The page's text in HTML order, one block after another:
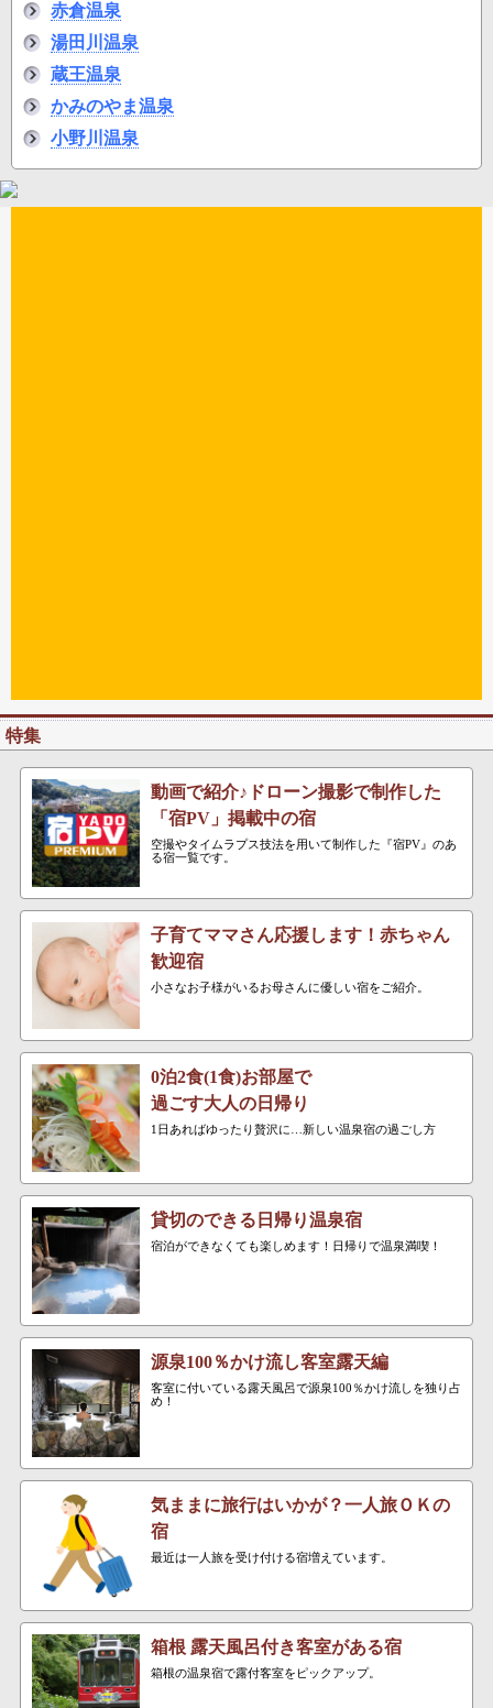
赤倉温泉
湯田川温泉
蔵王温泉
かみのやま温泉
小野川温泉
特集
動画で紹介♪ドローン撮影で制作した
「宿PV」掲載中の宿
空撮やタイムラプス技法を用いて制作した『宿PV』のあ
る宿一覧です。
子育てママさん応援します！赤ちゃん
歓迎宿
小さなお子様がいるお母さんに優しい宿をご紹介。
0泊2食(1食)お部屋で
過ごす大人の日帰り
1日あればゆったり贅沢に…新しい温泉宿の過ごし方
貸切のできる日帰り温泉宿
宿泊ができなくても楽しめます！日帰りで温泉満喫！
源泉100％かけ流し客室露天編
客室に付いている露天風呂で源泉100％かけ流しを独り占
め！
気ままに旅行はいかが？一人旅ＯＫの
宿
最近は一人旅を受け付ける宿増えています。
箱根 露天風呂付き客室がある宿
箱根の温泉宿で露付客室をピックアップ。